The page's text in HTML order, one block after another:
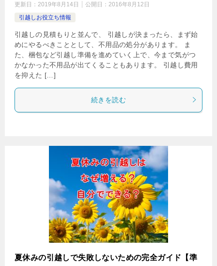
更新日： 2019年8月14日 公開日： 2016年8月12日
引越しお役立ち情報
引越しの見積もりと並んで、 引越しが決まったら、まず始
めにやるべきこととして、不用品の処分があります。 ま
た、梱包など引越し準備を進めていく上で、今まで気がつ
かなかった不用品が出てくることもあります。 引越し費用
を抑えた […]
続きを読む
夏休みの引越しで失敗しないための完全ガイド【準